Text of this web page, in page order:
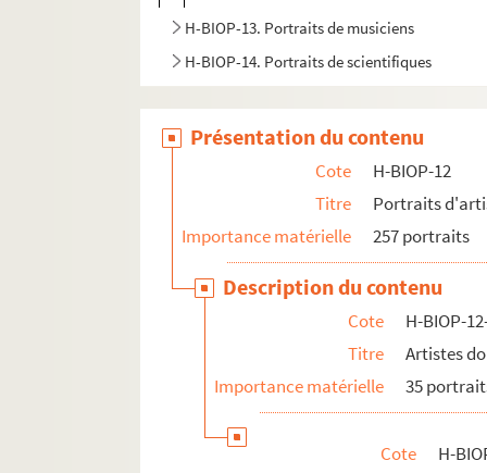
H-BIOP-13. Portraits de musiciens
H-BIOP-14. Portraits de scientifiques
Présentation du contenu
Cote
H-BIOP-12
Titre
Portraits
Importance matérielle
257 portraits
Description du contenu
Cote
H-BIOP-
Titre
Artistes
Importance matérielle
35
Cote
H-